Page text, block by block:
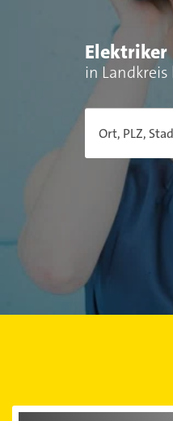
Elektriker
in
Ort, PLZ,